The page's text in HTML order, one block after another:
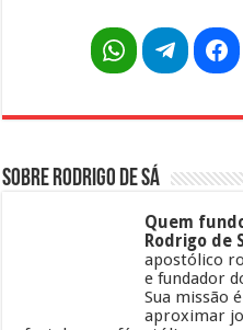
Sobre Rodrigo de Sá
Quem
Rodrigo de
apostólico
e fundador
Sua missão
aproximar